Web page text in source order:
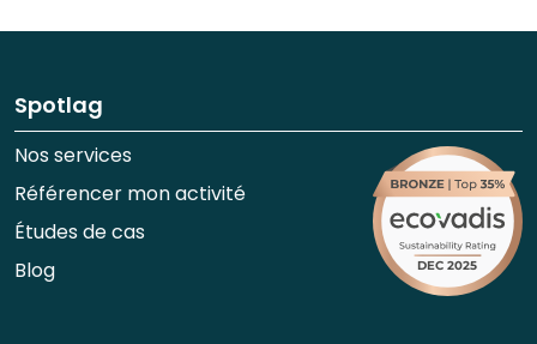
Spotlag
Nos services
Référencer mon activité
Études de cas
Blog